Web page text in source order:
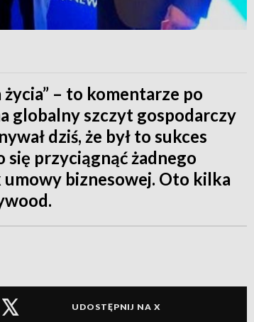
życia” – to komentarze po
globalny szczyt gospodarczy
dziś, że był to sukces
się przyciągnąć żadnego
biznesowej. Oto kilka
UDOSTĘPNIJ NA X